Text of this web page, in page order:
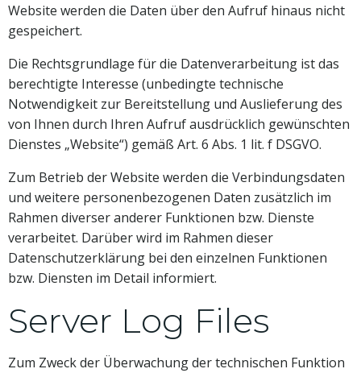
Website werden die Daten über den Aufruf hinaus nicht
gespeichert.
Die Rechtsgrundlage für die Datenverarbeitung ist das
berechtigte Interesse (unbedingte technische
Notwendigkeit zur Bereitstellung und Auslieferung des
von Ihnen durch Ihren Aufruf ausdrücklich gewünschten
Dienstes „Website“) gemäß Art. 6 Abs. 1 lit. f DSGVO.
Zum Betrieb der Website werden die Verbindungsdaten
und weitere personenbezogenen Daten zusätzlich im
Rahmen diverser anderer Funktionen bzw. Dienste
verarbeitet. Darüber wird im Rahmen dieser
Datenschutzerklärung bei den einzelnen Funktionen
bzw. Diensten im Detail informiert.
Server Log Files
Zum Zweck der Überwachung der technischen Funktion